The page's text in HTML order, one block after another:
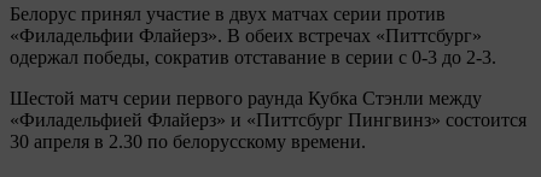
Белорус принял участие в двух матчах серии против
«Филадельфии Флайерз». В обеих встречах «Питтсбург»
одержал победы, сократив отставание в серии с 0-3 до 2-3.
Шестой матч серии первого раунда Кубка Стэнли между
«Филадельфией Флайерз» и «Питтсбург Пингвинз» состоится
30 апреля в 2.30 по белорусскому времени.